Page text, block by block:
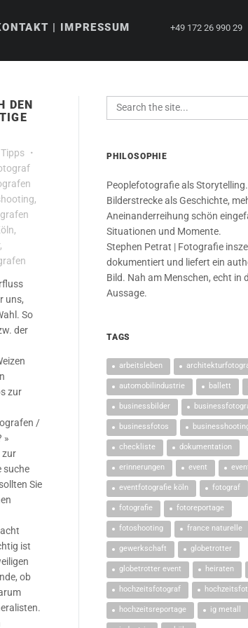
| IMPRESSUM +49 172 26 990 29
DEN
,
,
,
uns,
So
der
zur
/
»
zur
suche
Sie
ist
ob
PHILOSOPHIE
Peoplefotografie als
Bilderstrecke als Geschichte,
Aneinanderreihung schön
Situationen und Momente.
Stephen Petrat | Fotografie
dokumentiert und liefert ein
Bild. Nah am Menschen, echt in
Aussage.
TAGS
arbeitsleben
automobilindustrie ballett
businessbilder
businessfotos
checkliste dokumentation
erinnerungen event
eventfotografie köln fotograf
fotografie fotoreportage
fotoshooting france naturelle
gewerkschaft globetrotter
globetrotter event heiraten
hochzeitsfotograf
hochzeitsreportage ig metall